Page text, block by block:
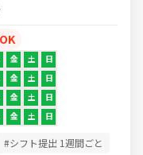
金 土 日
金 土 日
金 土 日
金 土 日
#シフト提出 1週間ごと